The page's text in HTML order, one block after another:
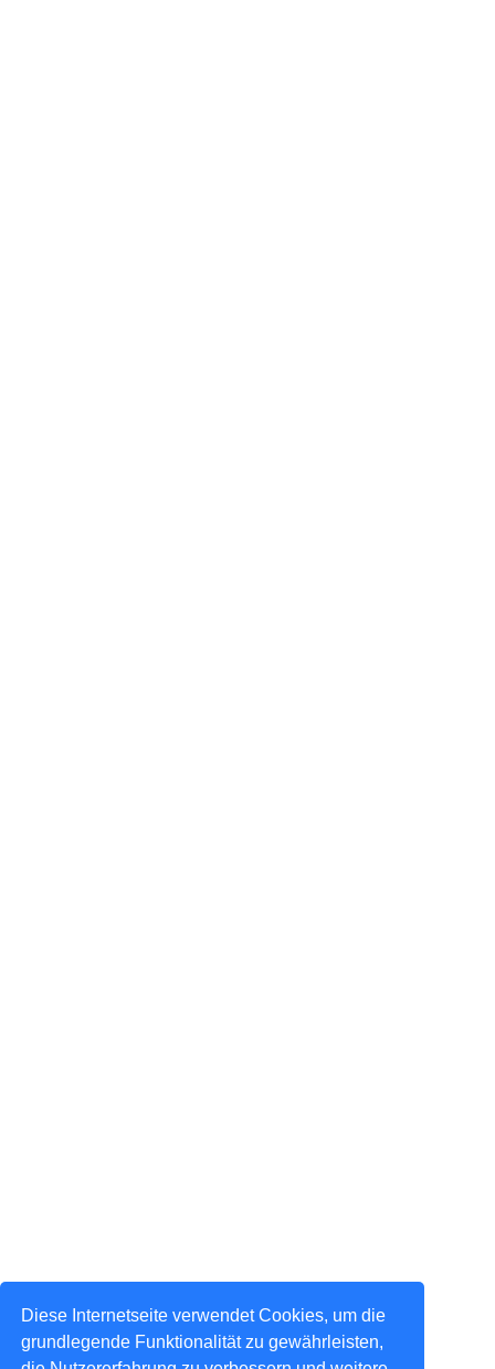
Diese Internetseite verwendet Cookies, um die
grundlegende Funktionalität zu gewährleisten,